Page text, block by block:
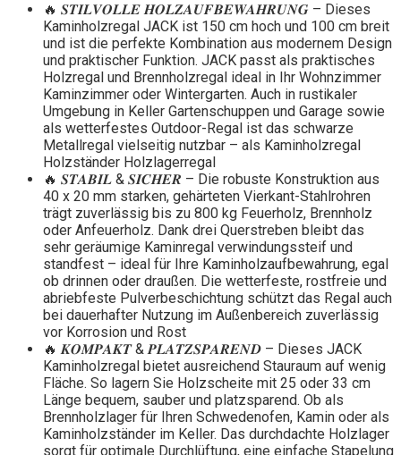
🔥 𝑺𝑻𝑰𝑳𝑽𝑶𝑳𝑳𝑬 𝑯𝑶𝑳𝒁𝑨𝑼𝑭𝑩𝑬𝑾𝑨𝑯𝑹𝑼𝑵𝑮 – Dieses
Kaminholzregal JACK ist 150 cm hoch und 100 cm breit
und ist die perfekte Kombination aus modernem Design
und praktischer Funktion. JACK passt als praktisches
Holzregal und Brennholzregal ideal in Ihr Wohnzimmer
Kaminzimmer oder Wintergarten. Auch in rustikaler
Umgebung in Keller Gartenschuppen und Garage sowie
als wetterfestes Outdoor-Regal ist das schwarze
Metallregal vielseitig nutzbar – als Kaminholzregal
Holzständer Holzlagerregal
🔥 𝑺𝑻𝑨𝑩𝑰𝑳 & 𝑺𝑰𝑪𝑯𝑬𝑹 – Die robuste Konstruktion aus
40 x 20 mm starken, gehärteten Vierkant-Stahlrohren
trägt zuverlässig bis zu 800 kg Feuerholz, Brennholz
oder Anfeuerholz. Dank drei Querstreben bleibt das
sehr geräumige Kaminregal verwindungssteif und
standfest – ideal für Ihre Kaminholzaufbewahrung, egal
ob drinnen oder draußen. Die wetterfeste, rostfreie und
abriebfeste Pulverbeschichtung schützt das Regal auch
bei dauerhafter Nutzung im Außenbereich zuverlässig
vor Korrosion und Rost
🔥 𝑲𝑶𝑴𝑷𝑨𝑲𝑻 & 𝑷𝑳𝑨𝑻𝒁𝑺𝑷𝑨𝑹𝑬𝑵𝑫 – Dieses JACK
Kaminholzregal bietet ausreichend Stauraum auf wenig
Fläche. So lagern Sie Holzscheite mit 25 oder 33 cm
Länge bequem, sauber und platzsparend. Ob als
Brennholzlager für Ihren Schwedenofen, Kamin oder als
Kaminholzständer im Keller. Das durchdachte Holzlager
sorgt für optimale Durchlüftung, eine einfache Stapelung